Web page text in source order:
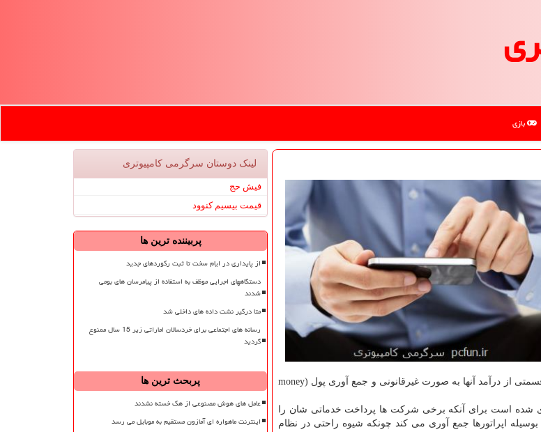
بازی
كه در مورد وضعیت فعالیت این شركت ها شفاف سازی كند تا معلوم شود چه قسمتی از درآمد آنها به صورت غیرقانونی و جمع آوری پول (money
شده است برای آنكه برخی شركت ها پرداخت خدماتی شان را
بوسیله اپراتورها جمع آوری می كند چونكه شیوه راحتی در نظام
لینک دوستان سرگرمی كامپیوتری
فیش حج
قیمت بیسیم کنوود
پربیننده ترین ها
از پایداری در ایام سخت تا ثبت رکوردهای جدید
دستگاههای اجرایی موظف به استفاده از پیامرسان های بومی
شدند
متا درگیر نشت داده های داخلی شد
رسانه های اجتماعی برای خردسالان اماراتی زیر 15 سال ممنوع
گردید
پربحث ترین ها
عامل های هوش مصنوعی از هک خسته نشدند
اینترنت ماهواره ای آمازون مستقیم به موبایل می رسد